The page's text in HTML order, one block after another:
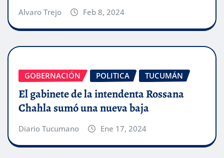
Alvaro Trejo Feb 8, 2024
GOBERNACIÓN POLITICA TUCUMÁN
El gabinete de la intendenta Rossana
Chahla sumó una nueva baja
Diario Tucumano Ene 17, 2024